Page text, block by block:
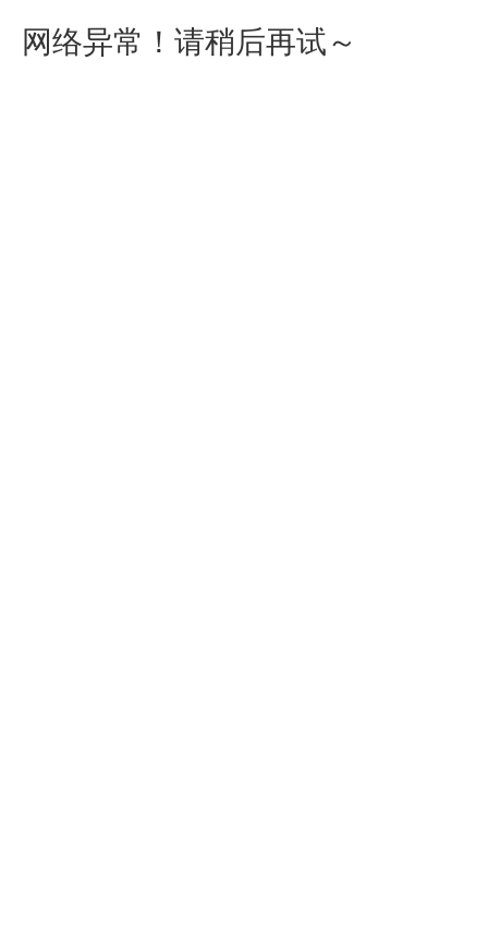
网络异常！请稍后再试～